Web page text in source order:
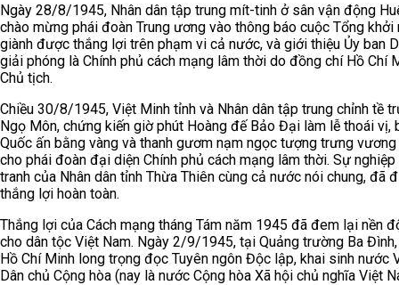
Ngày 28/8/1945, Nhân dân tập trung mít-tinh ở sân vận động
chào mừng phái đoàn Trung ương vào thông báo cuộc Tổng khởi
giành được thắng lợi trên phạm vi cả nước, và giới thiệu Ủy ban
giải phóng là Chính phủ cách mạng lâm thời do đồng chí Hồ Chí
Chủ tịch.
Chiều 30/8/1945, Việt Minh tỉnh và Nhân dân tập trung chỉnh tề
Ngọ Môn, chứng kiến giờ phút Hoàng đế Bảo Đại làm lễ thoái vị,
Quốc ấn bằng vàng và thanh gươm nạm ngọc tượng trưng vương
cho phái đoàn đại diện Chính phủ cách mạng lâm thời. Sự
tranh của Nhân dân tỉnh Thừa Thiên cùng cả nước nói chung, đã
thắng lợi hoàn toàn.
Thắng lợi của Cách mạng tháng Tám năm 1945 đã đem lại nền
cho dân tộc Việt Nam. Ngày 2/9/1945, tại Quảng trường Ba
Hồ Chí Minh long trọng đọc Tuyên ngôn Độc lập, khai sinh nước
Dân chủ Cộng hòa (nay là nước Cộng hòa Xã hội chủ nghĩa Việt